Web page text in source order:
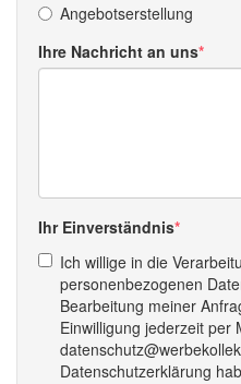
Angebotserstellung
Ihre Nachricht an uns
Ihr Einverständnis
Ich willige in die
personenbezogenen
Bearbeitung meiner
Einwilligung jederzeit per
Datenschutzerklärung